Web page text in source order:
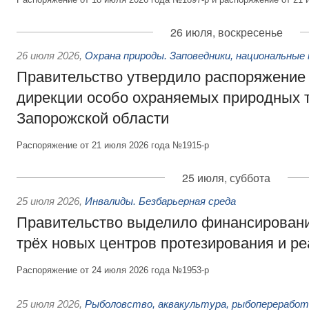
26 июля, воскресенье
26 июля 2026, Охрана природы. Заповедники, национальные
Правительство утвердило
дирекции особо охраняемых природных
Запорожской области
Распоряжение от 21 июля 2026 года №1915-р
25 июля, суббота
25 июля 2026, Инвалиды. Безбарьерная среда
Правительство выделило
трёх новых центров протезирования и
Распоряжение от 24 июля 2026 года №1953-р
25 июля 2026, Рыболовство, аквакультура,